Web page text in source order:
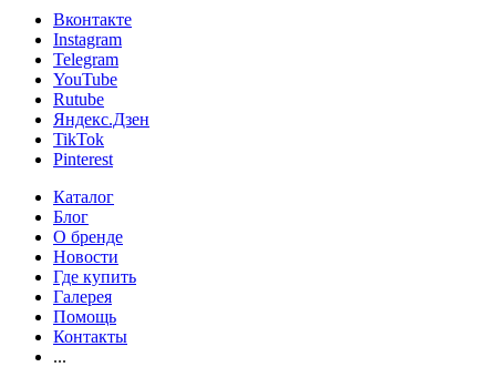
Вконтакте
Instagram
Telegram
YouTube
Rutube
Яндекс.Дзен
TikTok
Pinterest
Каталог
Блог
О бренде
Новости
Где купить
Галерея
Помощь
Контакты
...